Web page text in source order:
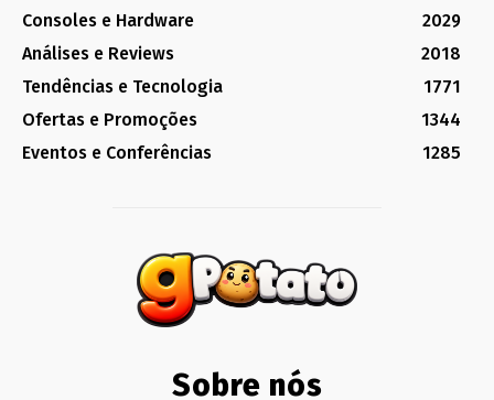
Consoles e Hardware
2029
Análises e Reviews
2018
Tendências e Tecnologia
1771
Ofertas e Promoções
1344
Eventos e Conferências
1285
Sobre nós